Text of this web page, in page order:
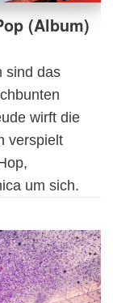
(Album)
sind das
wirft die
verspielt
um sich.